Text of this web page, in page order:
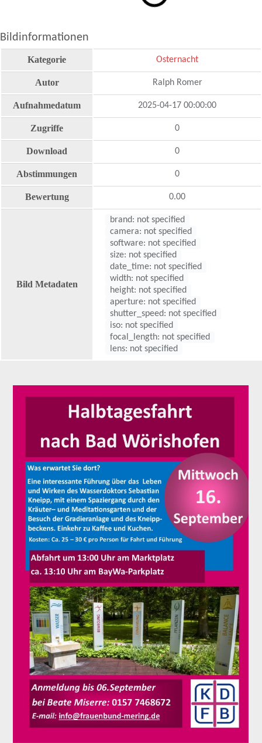
Bildinformationen
Kategorie Osternacht
Autor Ralph Romer
Aufnahmedatum 2025-04-17 00:00:00
Zugriffe 0
Download 0
Abstimmungen 0
Bewertung 0.00
Bild Metadaten
brand: not specified
camera: not specified
software: not specified
size: not specified
date_time: not specified
width: not specified
height: not specified
aperture: not specified
shutter_speed: not specified
iso: not specified
focal_length: not specified
lens: not specified